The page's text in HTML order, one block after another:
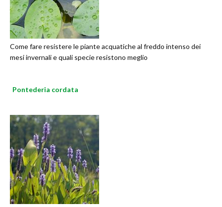
Come fare resistere le piante acquatiche al freddo intenso dei
mesi invernali e quali specie resistono meglio
Pontederia cordata